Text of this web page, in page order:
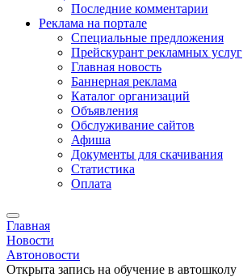
Последние комментарии
Реклама на портале
Специальные предложения
Прейскурант рекламных услуг
Главная новость
Баннерная реклама
Каталог организаций
Объявления
Обслуживание сайтов
Афиша
Документы для скачивания
Статистика
Оплата
Главная
Новости
Автоновости
Открыта запись на обучение в автошколу